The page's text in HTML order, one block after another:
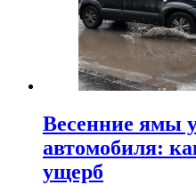
Весенние ямы
автомобиля:
ущерб